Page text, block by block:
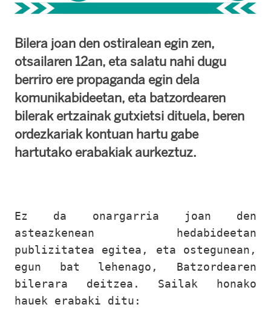
Bilera joan den ostiralean egin zen,
otsailaren 12an, eta salatu nahi dugu
berriro ere propaganda egin dela
komunikabideetan, eta batzordearen
bilerak ertzainak gutxietsi dituela, beren
ordezkariak kontuan hartu gabe
hartutako erabakiak aurkeztuz.
Ez da onargarria joan den
asteazkenean hedabideetan
publizitatea egitea, eta ostegunean,
egun bat lehenago, Batzordearen
bilerara deitzea. Sailak honako
hauek erabaki ditu: